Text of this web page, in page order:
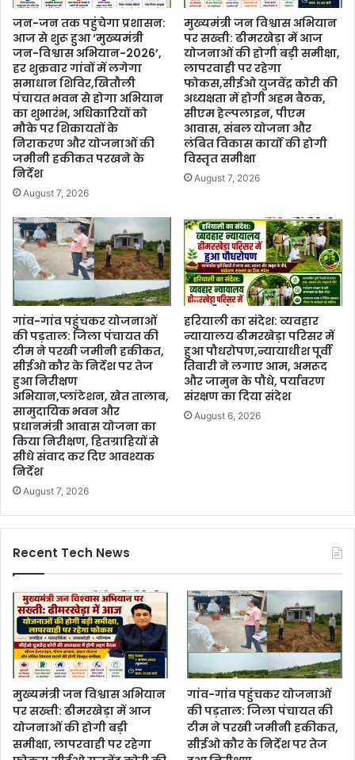
जन-जन तक पहुंचेगा प्रशासन:
आज से शुरू हुआ ‘मुख्यमंत्री
जन-विश्वास अभियान-2026’,
हर शुक्रवार गांवों में लगेगा
समाधान शिविर,खितौली
पंचायत भवन से होगा अभियान
का शुभारंभ, अधिकारियों को
मौके पर शिकायतों के
निराकरण और योजनाओं की
जमीनी हकीकत परखने के
निर्देश
August 7, 2026
मुख्यमंत्री जन विश्वास अभियान
पर सख्ती: ढीमरखेड़ा में आज
योजनाओं की होगी बड़ी समीक्षा,
लापरवाही पर रहेगा
फोकस,सीईओ युजवेंद्र कोरी की
अध्यक्षता में होगी अहम बैठक,
सीएम हेल्पलाइन, पीएम
आवास, संबल योजना और
लंबित विकास कार्यों की होगी
विस्तृत समीक्षा
August 7, 2026
गांव-गांव पहुंचकर योजनाओं
की पड़ताल: जिला पंचायत की
टीम ने परखी जमीनी हकीकत,
सीईओ कौर के निर्देश पर तेज
हुआ निरीक्षण
अभियान,प्लांटेशन, खेत तालाब,
सामुदायिक भवन और
प्रधानमंत्री आवास योजना का
किया निरीक्षण, हितग्राहियों से
सीधे संवाद कर दिए आवश्यक
निर्देश
August 7, 2026
हरियाली का संदेश: व्यवहार
न्यायालय ढीमरखेड़ा परिसर में
हुआ पौधरोपण,न्यायाधीश पूर्वी
तिवारी ने लगाए आम, अमरूद
और जामुन के पौधे, पर्यावरण
संरक्षण का दिया संदेश
August 6, 2026
Recent Tech News
मुख्यमंत्री जन विश्वास अभियान
पर सख्ती: ढीमरखेड़ा में आज
योजनाओं की होगी बड़ी
समीक्षा, लापरवाही पर रहेगा
गांव-गांव पहुंचकर योजनाओं
की पड़ताल: जिला पंचायत की
टीम ने परखी जमीनी हकीकत,
सीईओ कौर के निर्देश पर तेज